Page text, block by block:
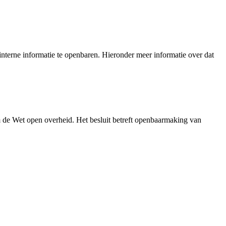
informatie te openbaren. Hieronder meer informatie over dat
Wet open overheid. Het besluit betreft openbaarmaking van